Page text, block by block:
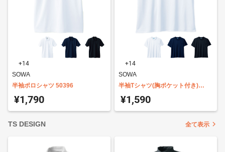
+14
SOWA
半袖ポロシャツ 50396
¥1,790
+14
SOWA
半袖Tシャツ(胸ポケット付き)
50381
¥1,590
TS DESIGN 全て表示